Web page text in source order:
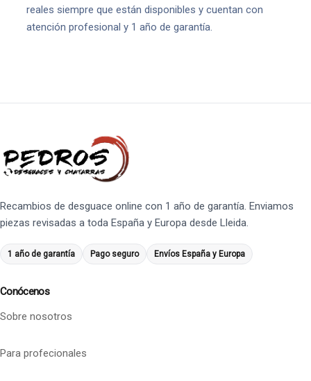
reales siempre que están disponibles y cuentan con
atención profesional y 1 año de garantía.
Recambios de desguace online con 1 año de garantía. Enviamos
piezas revisadas a toda España y Europa desde Lleida.
1 año de garantía Pago seguro Envíos España y Europa
Conócenos
Sobre nosotros
Para profecionales